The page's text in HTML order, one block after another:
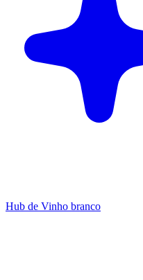
Hub de Vinho branco